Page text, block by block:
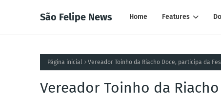
São Felipe News Home Features
Página inicial Vereador Toinho da Riacho Doce, participa da
Vereador Toinho da